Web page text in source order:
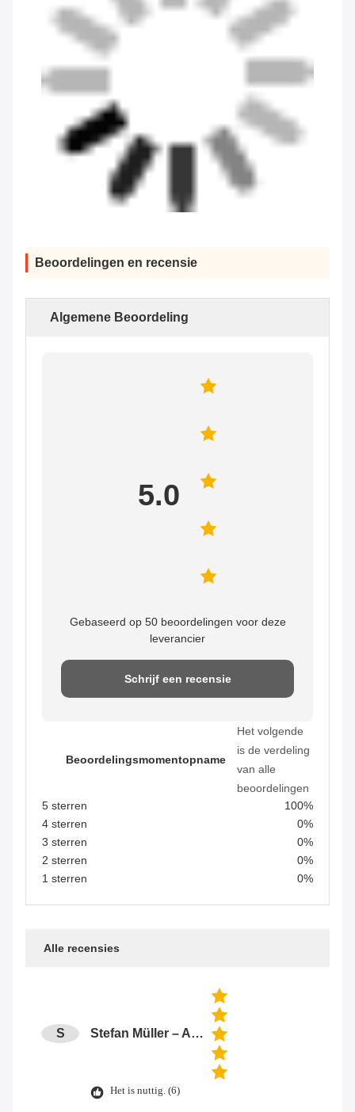
Beoordelingen en recensie
Algemene Beoordeling
5.0
Gebaseerd op 50 beoordelingen voor deze
leverancier
Schrijf een recensie
Beoordelingsmomentopname
Het volgende
is de verdeling
van alle
beoordelingen
5 sterren
100%
4 sterren
0%
3 sterren
0%
2 sterren
0%
1 sterren
0%
Alle recensies
S Stefan Müller – Automation Engineer
Het is nuttig. (6)